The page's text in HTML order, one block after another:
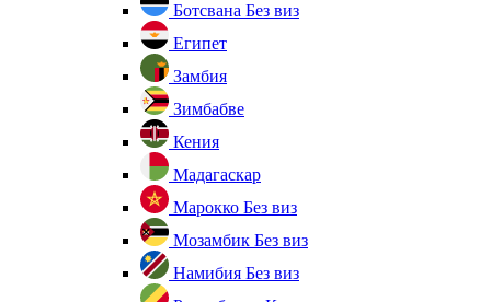
Ботсвана Без виз
Египет
Замбия
Зимбабве
Кения
Мадагаскар
Марокко Без виз
Мозамбик Без виз
Намибия Без виз